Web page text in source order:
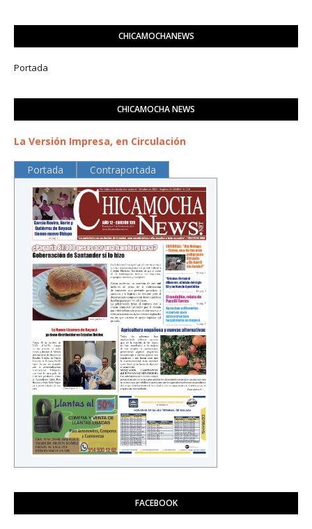
CHICAMOCHANEWS
Portada
CHICAMOCHA NEWS
La Versión Impresa, en Circulación
Portada Contraportada
FACEBOOK